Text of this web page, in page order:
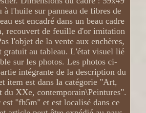
à l'huile sur panneau de fibres de
est encadré dans un beau cadre
recouvert de feuille d'or imitation
l'objet de la vente aux enchères,
gratuit au tableau. L'état visuel lié
sur les photos. Les photos ci-
intégrante de la description du
item est dans la catégorie "Art,
du XXe, contemporain\Peintures".
est "fh5m" et est localisé dans ce